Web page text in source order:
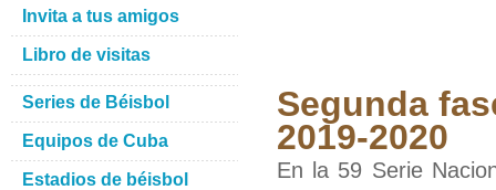
Segunda
2019-2020
En la 59 Serie
Invita a tus amigos
Libro de visitas
Series de Béisbol
Equipos de Cuba
Estadios de béisbol